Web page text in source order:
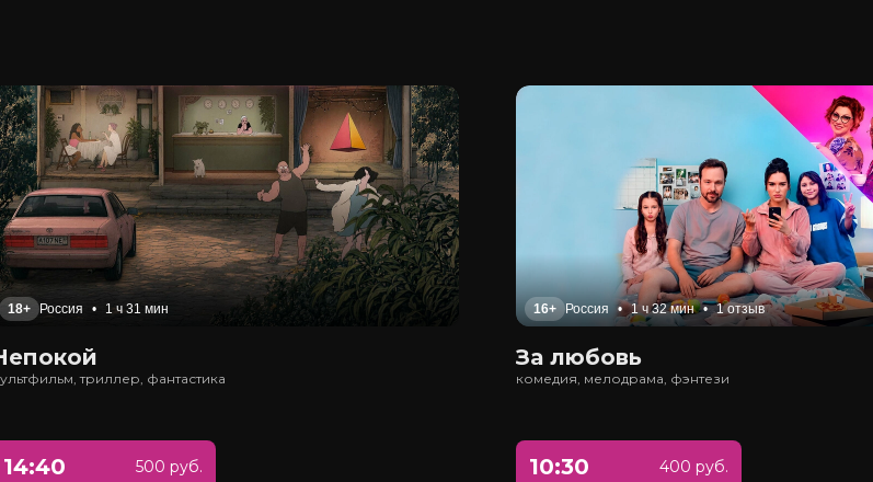
18+ Россия • 1 ч 31 мин
триллер, фантастика
14:40 500 руб.
16+ Россия • 1 ч 32 мин • 1 отзыв
За любовь
комедия, мелодрама, фэнтези
10:30 400 руб.